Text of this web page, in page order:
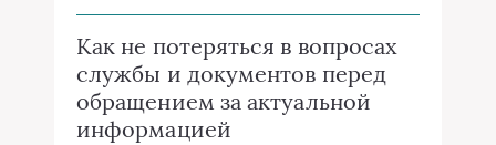
Как не потеряться в вопросах
службы и документов перед
обращением за актуальной
информацией